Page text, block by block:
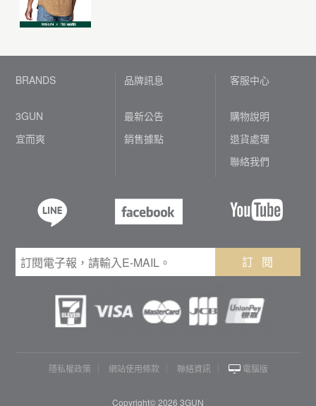
BRANDS
3GUN
宜而爽
品牌訊息
最新公告
銷售據點
客服中心
購物說明
退貨處理
聯絡我們
訂 閱
隱私權政策 網站使用條款 聯絡資訊 電腦版
Copyright© 2026 3GUN